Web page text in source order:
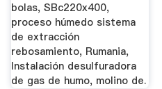
bolas, SBc220x400,
proceso húmedo sistema
de extracción
rebosamiento, Rumania,
Instalación desulfuradora
de gas de humo, molino de.